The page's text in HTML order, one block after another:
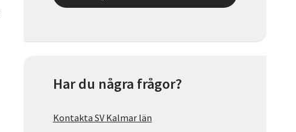
Har du några frågor?
Kontakta SV Kalmar län